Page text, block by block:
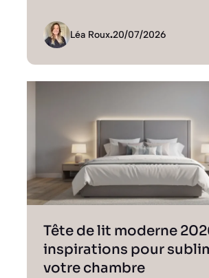
Léa Roux.20/07/2026
Tête de lit moderne
inspirations pour
votre chambre